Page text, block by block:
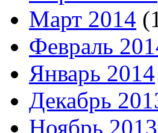
Март 2014
Февраль
Январь 2014
Декабрь
Ноябрь 2013